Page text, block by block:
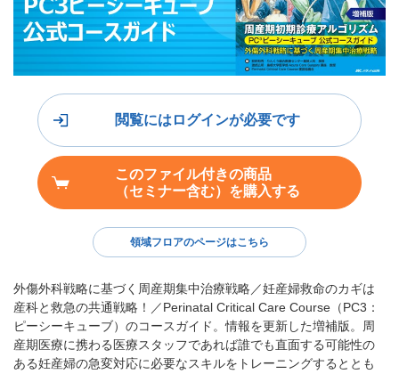
外傷外科戦略に基づく周産期集中治療戦略／妊産婦救命のカギは
産科と救急の共通戦略！／Perinatal Critical Care Course（PC3：
ピーシーキューブ）のコースガイド。情報を更新した増補版。周
産期医療に携わる医療スタッフであれば誰でも直面する可能性の
ある妊産婦の急変対応に必要なスキルをトレーニングするととも
閲覧にはログインが必要です
このファイル付きの商品
（セミナー含む）を購入する
領域フロアのページはこちら